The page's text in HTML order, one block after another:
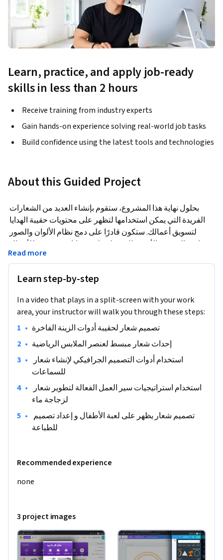
Learn, practice, and apply job-ready
skills in less than 2 hours
Receive training from industry experts
Gain hands-on experience solving real-world job tasks
Build confidence using the latest tools and technologies
About this Guided Project
ذات جمالية وقيمة مضافة. ستشمل هذه الدورة مهارات المستوى
الأعمال التجارية.
Read more
Learn step-by-step
In a video that plays in a split-screen with your work
area, your instructor will walk you through these steps:
• تصميم شعار لحقيبة أدوات الزينة الفاخرة
• إحداث شعار مبسط لعنصر الملابس الرياضية
•
للسماعات
•
لزجاجة ماء
•
للطباعة
Recommended experience
none
3 project images